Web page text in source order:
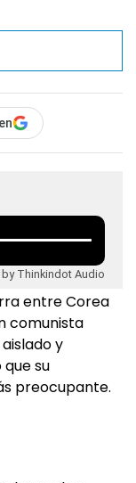
Thinkindot Audio
entre Corea
comunista
y
su
preocupante.